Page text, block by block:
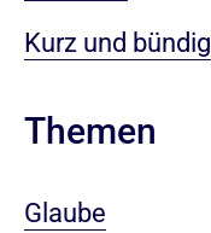
Kurz und bündig
Themen
Glaube